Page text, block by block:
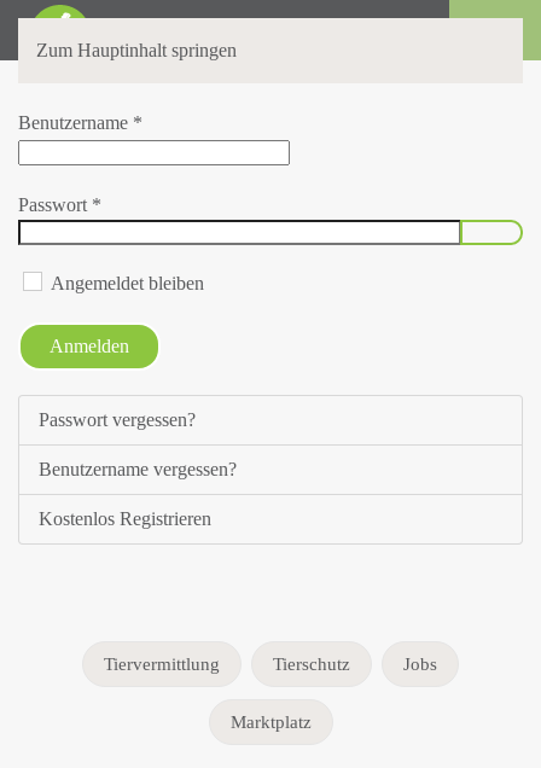
Zum Hauptinhalt springen
Benutzername *
Passwort *
Angemeldet bleiben
Anmelden
Passwort vergessen?
Benutzername vergessen?
Kostenlos Registrieren
Tiervermittlung Tierschutz Jobs
Marktplatz